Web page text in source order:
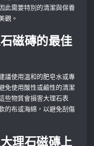
此需要特別的清潔與保養
觀。
磁磚的最佳
議使用溫和的肥皂水或專
免使用酸性或鹼性的清潔
些物質會損害大理石表
的布或海綿，以避免刮傷
理石磁磚上